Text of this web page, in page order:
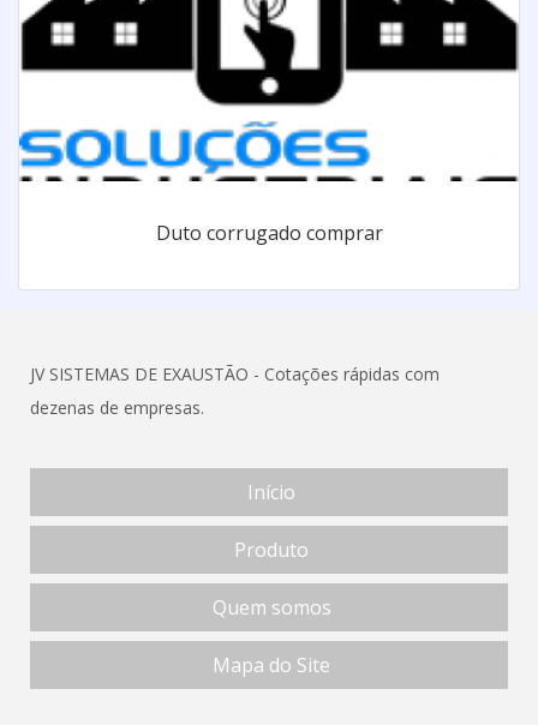
Duto corrugado comprar
JV SISTEMAS DE EXAUSTÃO - Cotações rápidas com
dezenas de empresas.
Início
Produto
Quem somos
Mapa do Site